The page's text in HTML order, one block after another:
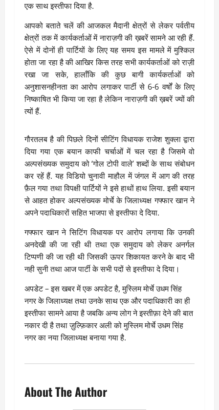
एक साथ इस्तीफा दिया है.
आपको बताते चलें की आजकल मैदानी क्षेत्रों से लेकर पर्वतीय
क्षेत्रों तक में कार्यकर्ताओं में नाराज़गी की ख़बरें सामने आ रही हैं.
ऐसे में दोनों ही पार्टियों के लिए यह समय इस मामले में मुश्किल
होता जा रहा है की आखिर किस तरह सभी कार्यकर्ताओं को राज़ी
रखा जा सके, हालाँकि की कुछ बागी कार्यकर्ताओं को
अनुशासनहीनता का आरोप लगाकर पार्टी से 6-6 वर्षों के लिए
निष्काषित भी किया जा रहा है लेकिन नाराज़गी की ख़बरें ज्यों की
त्यों हैं.
गौरतलब है की पिछले दिनों सीटिंग विधायक राजेश शुक्ला द्वारा
दिया गया एक बयान काफी चर्चाओं में चल रहा है जिसमे वो
अल्पसंख्यक समुदाय को ‘गोल टोपी वाले’ शब्दों के साथ संबोधन
कर रहें हैं. यह विडियो चुनावी माहौल में जंगल में आग की तरह
फ़ैल गया तथा विपक्षी पार्टियों ने इसे हाथों हाथ लिया. इसी बयान
से आहत होकर अल्पसंख्यक मोर्चे के जिलाध्यक्ष गफ्फार खान ने
अपने पदाधिकारों सहित भाजपा से इस्तीफा दे दिया.
गफ्फार खान ने सिटिंग विधायक पर आरोप लगाया कि उनकी
अनदेखी की जा रही थी तथा एक समुदाय को लेकर अनर्गल
टिप्पणी की जा रही थी जिसकी ऊपर शिकायत करने के बाद भी
नही सुनी तथा आज पार्टी के सभी पदों से इस्तीफा दे दिया।
अपडेट – इस खबर में एक अपडेट है, मुस्लिम मोर्चे उधम सिंह
नगर के जिलाध्यक्ष तथा उनके साथ एक और पदाधिकारी का ही
इस्तीफा सामने आया है जबकि अन्य लोग ने इस्तीफ़ा देने की बात
नकार दी है तथा ज़ुल्फ़िकार अली को मुस्लिम मोर्चे उधम सिंह
नगर का नया जिलाध्यक्ष बनाया गया है.
About The Author